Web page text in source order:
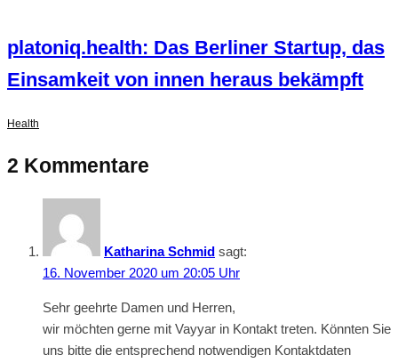
platoniq.health: Das Berliner Startup, das
Einsamkeit von innen heraus bekämpft
Health
2 Kommentare
Katharina Schmid sagt:
16. November 2020 um 20:05 Uhr
Sehr geehrte Damen und Herren,
wir möchten gerne mit Vayyar in Kontakt treten. Könnten Sie
uns bitte die entsprechend notwendigen Kontaktdaten